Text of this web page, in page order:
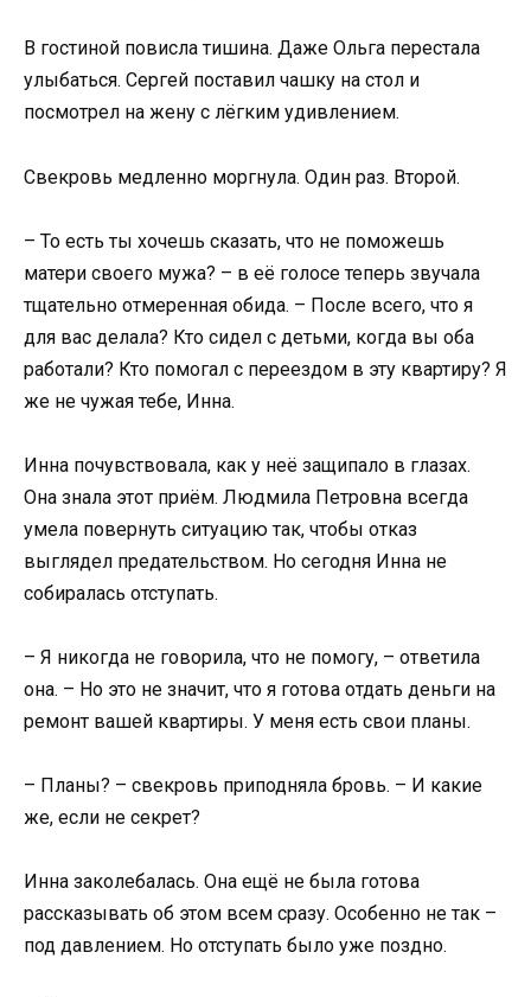
В гостиной повисла тишина. Даже Ольга перестала
улыбаться. Сергей поставил чашку на стол и
посмотрел на жену с лёгким удивлением.
Свекровь медленно моргнула. Один раз. Второй.
– То есть ты хочешь сказать, что не поможешь
матери своего мужа? – в её голосе теперь звучала
тщательно отмеренная обида. – После всего, что я
для вас делала? Кто сидел с детьми, когда вы оба
работали? Кто помогал с переездом в эту квартиру? Я
же не чужая тебе, Инна.
Инна почувствовала, как у неё защипало в глазах.
Она знала этот приём. Людмила Петровна всегда
умела повернуть ситуацию так, чтобы отказ
выглядел предательством. Но сегодня Инна не
собиралась отступать.
– Я никогда не говорила, что не помогу, – ответила
она. – Но это не значит, что я готова отдать деньги на
ремонт вашей квартиры. У меня есть свои планы.
– Планы? – свекровь приподняла бровь. – И какие
же, если не секрет?
Инна заколебалась. Она ещё не была готова
рассказывать об этом всем сразу. Особенно не так –
под давлением. Но отступать было уже поздно.